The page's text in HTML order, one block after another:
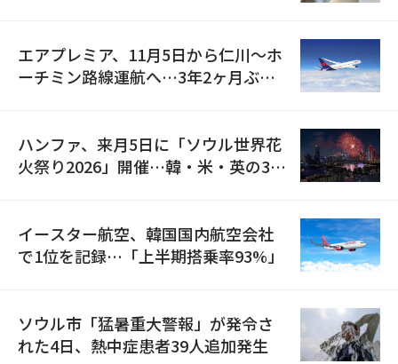
エアプレミア、11月5日から仁川〜ホ
ーチミン路線運航へ…3年2ヶ月ぶり
ハンファ、来月5日に「ソウル世界花
火祭り2026」開催…韓・米・英の3カ
イースター航空、韓国国内航空会社
で1位を記録…「上半期搭乗率93%」
ソウル市「猛暑重大警報」が発令さ
れた4日、熱中症患者39人追加発生